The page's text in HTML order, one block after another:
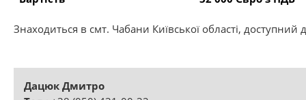
Знаходиться в смт. Чабани Київської області, доступний
Дацюк Дмитро